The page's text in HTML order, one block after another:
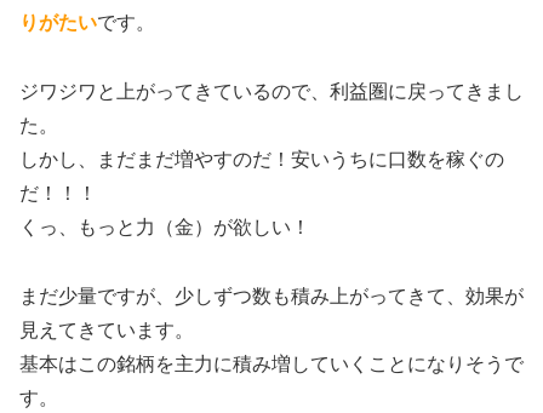
りがたいです。
ジワジワと上がってきているので、利益圏に戻ってきまし
た。
しかし、まだまだ増やすのだ！安いうちに口数を稼ぐの
だ！！！
くっ、もっと力（金）が欲しい！
まだ少量ですが、少しずつ数も積み上がってきて、効果が
見えてきています。
基本はこの銘柄を主力に積み増していくことになりそうで
す。